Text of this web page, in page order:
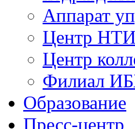
Аппарат
Центр НТИ
Центр
Филиал
Образование
Пресс-центр